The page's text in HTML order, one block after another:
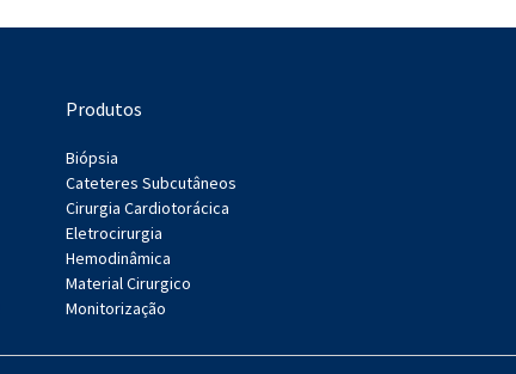
Produtos
Biópsia
Cateteres Subcutâneos
Cirurgia Cardiotorácica
Eletrocirurgia
Hemodinâmica
Material Cirurgico
Monitorização